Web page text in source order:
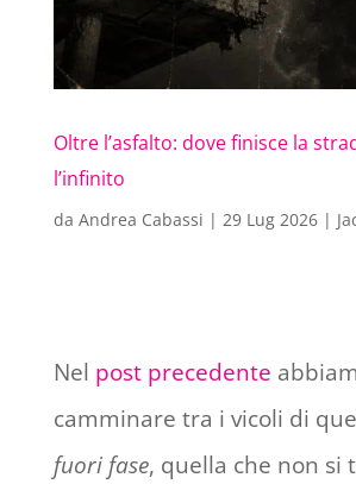
Oltre l’asfalto: dove finisce la
l’infinito
da Andrea Cabassi | 29 Lug 2026|
Nel post precedente
camminare tra i vicoli di
fuori fase, quella che non si